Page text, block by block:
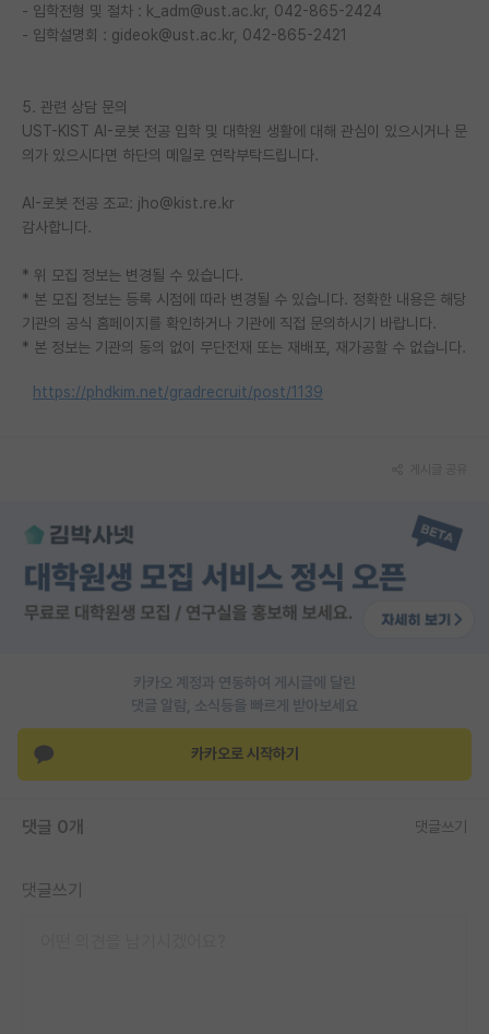
- 입학전형 및 절차 : k_adm@ust.ac.kr, 042-865-2424
- 입학설명회 : gideok@ust.ac.kr, 042-865-2421
5. 관련 상담 문의
UST-KIST AI-로봇 전공 입학 및 대학원 생활에 대해 관심이 있으시거나 문
의가 있으시다면 하단의 메일로 연락부탁드립니다.
AI-로봇 전공 조교: jho@kist.re.kr
감사합니다.
* 위 모집 정보는 변경될 수 있습니다.
* 본 모집 정보는 등록 시점에 따라 변경될 수 있습니다. 정확한 내용은 해당
기관의 공식 홈페이지를 확인하거나 기관에 직접 문의하시기 바랍니다.
* 본 정보는 기관의 동의 없이 무단전재 또는 재배포, 재가공할 수 없습니다.
https://phdkim.net/gradrecruit/post/1139
카카오 계정과 연동하여 게시글에 달린
댓글 알람, 소식등을 빠르게 받아보세요
카카오로 시작하기
댓글 0개 댓글쓰기
댓글쓰기